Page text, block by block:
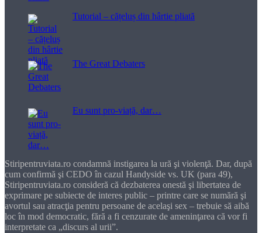
Tutorial – cățeluș din hârtie pliată
The Great Debaters
Eu sunt pro-viață, dar…
Stiripentruviata.ro condamnă instigarea la ură şi violenţă. Dar, după
cum confirmă şi CEDO în cazul Handyside vs. UK (para 49),
Stiripentruviata.ro consideră că dezbaterea onestă şi libertatea de
exprimare pe subiecte de interes public – printre care se numără şi
avortul sau atracţia pentru persoane de acelaşi sex – trebuie să aibă
loc în mod democratic, fără a fi cenzurate de ameninţarea că vor fi
interpretate ca „discurs al urii”.